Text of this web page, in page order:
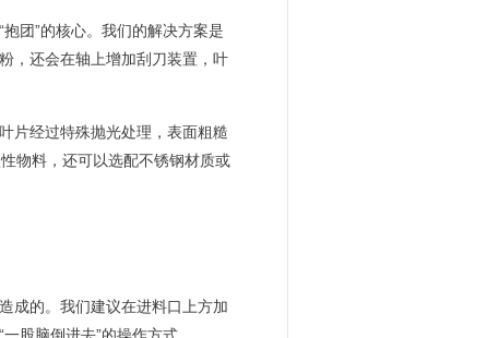
团”的核心。我们的解决方案是
，还会在轴上增加刮刀装置，叶
片经过特殊抛光处理，表面粗糙
物料，还可以选配不锈钢材质或
成的。我们建议在进料口上方加